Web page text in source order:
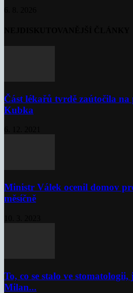
Část lékařů tvrdě zaútočila
Kubka
Ministr Válek ocenil domov
měsíčně
To, co se stalo ve
Milan...